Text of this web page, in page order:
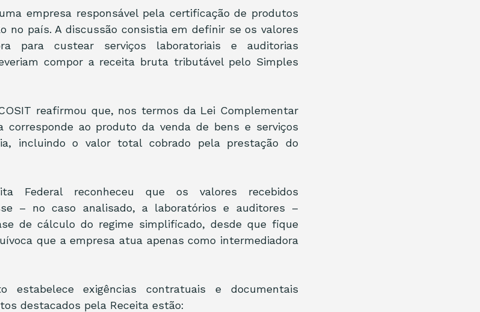
empresa responsável pela certificação de produtos
no país. A discussão consistia em definir se os valores
para custear serviços laboratoriais e auditorias
compor a receita bruta tributável pelo Simples
reafirmou que, nos termos da Lei Complementar
corresponde ao produto da venda de bens e serviços
incluindo o valor total cobrado pela prestação do
Federal reconheceu que os valores recebidos
– no caso analisado, a laboratórios e auditores –
de cálculo do regime simplificado, desde que fique
que a empresa atua apenas como intermediadora
estabelece exigências contratuais e documentais
destacados pela Receita estão: